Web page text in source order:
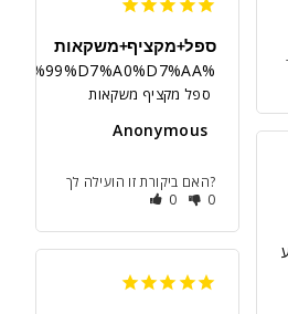
ספל+מקציף+משקאות
%D7%9E%D7%A6%D7%95%D7%99%D7%A0%D7%AA
ספל מקציף משקאות
Anonymous
האם ביקורת זו הועילה לך?
0
0